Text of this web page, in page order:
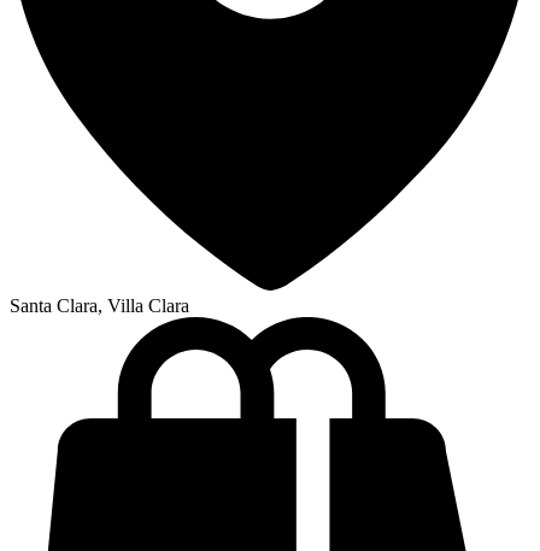
Santa Clara, Villa Clara